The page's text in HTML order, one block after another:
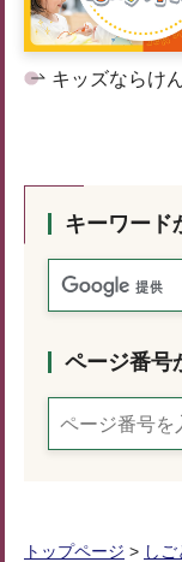
キッズならけ
キーワード
ページ番号
トップページ > し